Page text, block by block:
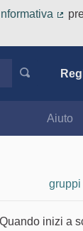
Aiuto
gruppi
inizi a